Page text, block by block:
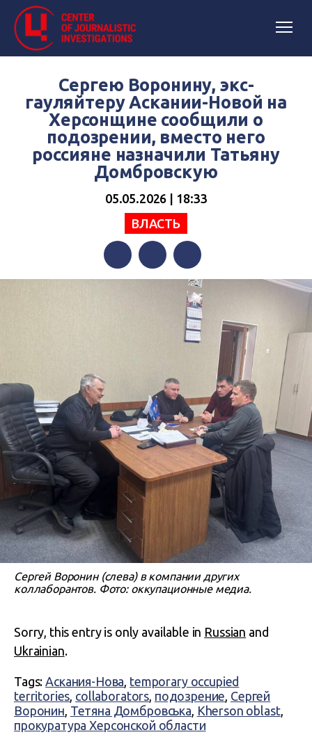
Сергею Воронину, экс-
гауляйтеру Аскании-Новой на
Херсонщине сообщили о
подозрении, вместо него
россияне назначили Татьяну
Домбровскую
05.05.2026 | 18:33
ВЛАСТЬ
FacebookTwitterTelegram
Сергей Воронин (слева) в компании других
коллаборантов. Фото: оккупационные медиа.
Sorry, this entry is only available in Russian and
Ukrainian.
Tags:Аскания-Нова, temporary occupied
territories, collaborators, подозрение, Сергей
Воронин, Тетяна Домбровська, Kherson oblast,
прокуратура Херсонской области